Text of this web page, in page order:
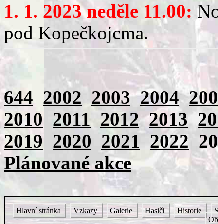
1. 1. 2023 neděle 11.00:
pod Kopečkojcma.
644 2002 2003 2004
2010 2011 2012 2013
2019 2020 2021 2022
Plánované akce
Hlavní stránka Vzkazy Galerie Hasiči Historie